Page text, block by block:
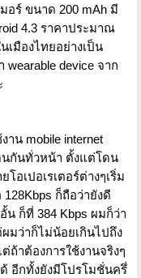
อร์ ขนาด 200 mAh มี
4.3 ราคาประมาณ
เมืองไทยอย่างเป็น
device จาก
าน mobile internet
นกันทั่วหน้า ตั้งแต่โดน
อเปอเรเตอร์ต่างๆเริ่ม
ก็ถือว่ายังดี
ก็ที่ 384 Kbps ผมก็ว่า
มว่าก็ไม่น้อยเกินไปถึง
ถ้าต้องการใช้งานจริงๆ
อีกทั้งยังมีโปรโมชั่นครึ่